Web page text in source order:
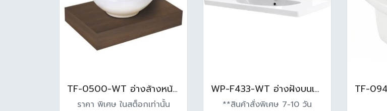
TF-0500-WT อ่างล้างหน้าตั้งบนเคาน์เตอร์ สีขาว (Anti bac)
ราคา พิเศษ ในสต็อกเท่านั้น
WP-F433-WT อ่างฝังบนเคาน์เตอร์ NEO MODERN สีขาว
**สินค้าสั่งพิเศษ 7-10 วัน